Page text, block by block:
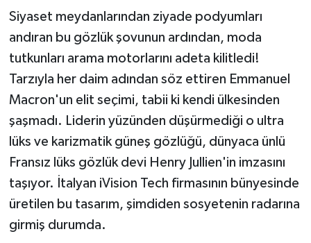
Siyaset meydanlarından ziyade podyumları
andıran bu gözlük şovunun ardından, moda
tutkunları arama motorlarını adeta kilitledi!
Tarzıyla her daim adından söz ettiren Emmanuel
Macron'un elit seçimi, tabii ki kendi ülkesinden
şaşmadı. Liderin yüzünden düşürmediği o ultra
lüks ve karizmatik güneş gözlüğü, dünyaca ünlü
Fransız lüks gözlük devi Henry Jullien'in imzasını
taşıyor. İtalyan iVision Tech firmasının bünyesinde
üretilen bu tasarım, şimdiden sosyetenin radarına
girmiş durumda.